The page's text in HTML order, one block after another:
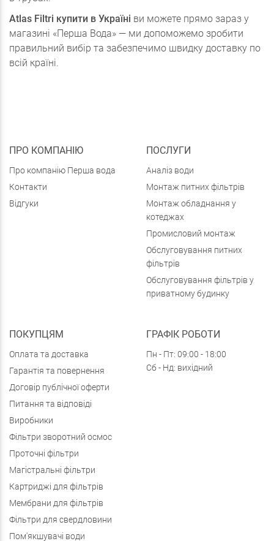
Atlas Filtri купити в Україні ви можете прямо зараз у
магазині «Перша Вода» — ми допоможемо зробити
правильний вибір та забезпечимо швидку доставку по
всій країні.
ПРО КОМПАНІЮ
Про компанію Перша вода
Контакти
Відгуки
ПОСЛУГИ
Аналіз води
Монтаж питних фільтрів
Монтаж обладнання у
котеджах
Промисловий монтаж
Обслуговування питних
фільтрів
Обслуговування фільтрів у
приватному будинку
ПОКУПЦЯМ
Оплата та доставка
Гарантія та повернення
Договір публічної оферти
Питання та відповіді
Виробники
Фільтри зворотний осмос
Проточні фільтри
Магістральні фільтри
Картриджі для фільтрів
Мембрани для фільтрів
Фільтри для свердловини
Пом'якшувачі води
ГРАФІК РОБОТИ
Пн - Пт: 09:00 - 18:00
Сб - Нд: вихідний